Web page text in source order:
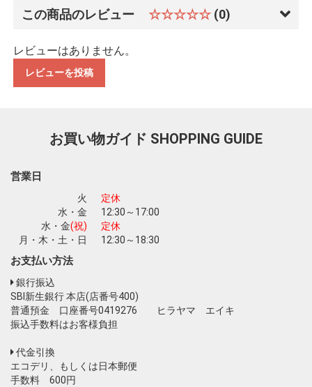
この商品のレビュー ☆☆☆☆☆ (0)
レビューはありません。
レビューを投稿
お買い物ガイド SHOPPING GUIDE
営業日
火
定休
水・金
12:30～17:00
水・金(祝)
定休
月・木・土・日
12:30～18:30
お支払い方法
銀行振込
SBI新生銀行 本店(店番号400)
普通預金 口座番号0419276 ヒラヤマ エイキ
振込手数料はお客様負担
代金引換
エコデリ、もしくは日本郵便
手数料 600円